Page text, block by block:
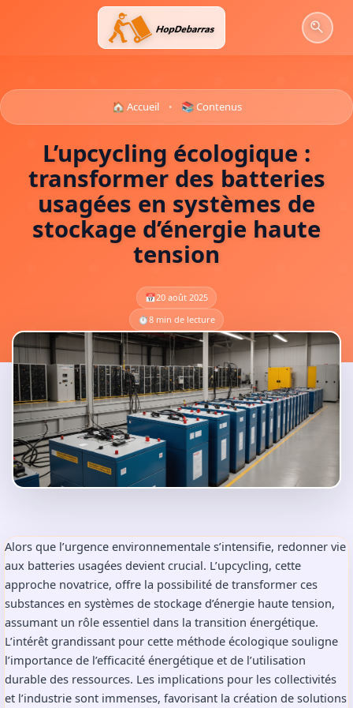
🏠 Accueil • 📚 Contenus
L’upcycling écologique :
transformer des batteries
usagées en systèmes de
stockage d’énergie haute
tension
📅20 août 2025
⏱️8 min de lecture
Alors que l’urgence environnementale s’intensifie, redonner vie
aux batteries usagées devient crucial. L’upcycling, cette
approche novatrice, offre la possibilité de transformer ces
substances en systèmes de stockage d’énergie haute tension,
assumant un rôle essentiel dans la transition énergétique.
L’intérêt grandissant pour cette méthode écologique souligne
l’importance de l’efficacité énergétique et de l’utilisation
durable des ressources. Les implications pour les collectivités
et l’industrie sont immenses, favorisant la création de solutions